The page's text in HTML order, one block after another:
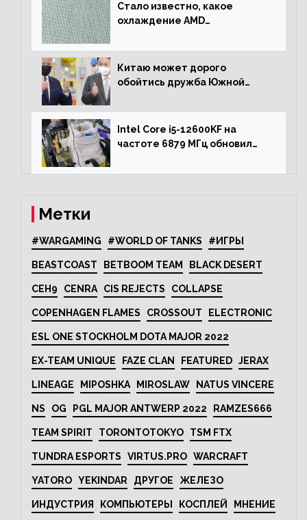
Стало известно, какое
охлаждение AMD
процессора Ryzen 7000 до 5.5
ГГц
Китаю может дорого
обойтись дружба Южной
Intel Core i5-12600KF на
частоте 6879 МГц обновил
Метки
#WARGAMING #WORLD OF TANKS #ИГРЫ
BEASTCOAST BETBOOM TEAM BLACK DESERT
CEH9 CENRA CIS REJECTS COLLAPSE
COPENHAGEN FLAMES CROSSOUT ELECTRONIC
ESL ONE STOCKHOLM DOTA MAJOR 2022
EX-TEAM UNIQUE FAZE CLAN FEATURED JERAX
LINEAGE MIPOSHKA MIROSLAW NATUS VINCERE
NS OG PGL MAJOR ANTWERP 2022 RAMZES666
TEAM SPIRIT TORONTOTOKYO TSM FTX
TUNDRA ESPORTS VIRTUS.PRO WARCRAFT
YATORO YEKINDAR ДРУГОЕ ЖЕЛЕЗО
ИНДУСТРИЯ КОМПЬЮТЕРЫ КОСПЛЕЙ МНЕНИЕ